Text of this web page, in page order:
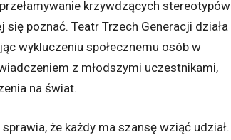
krzywdzących stereotypów
poznać. Teatr Trzech Generacji działa
wykluczeniu społecznemu osób w
z młodszymi uczestnikami,
na świat.
że każdy ma szansę wziąć udział.